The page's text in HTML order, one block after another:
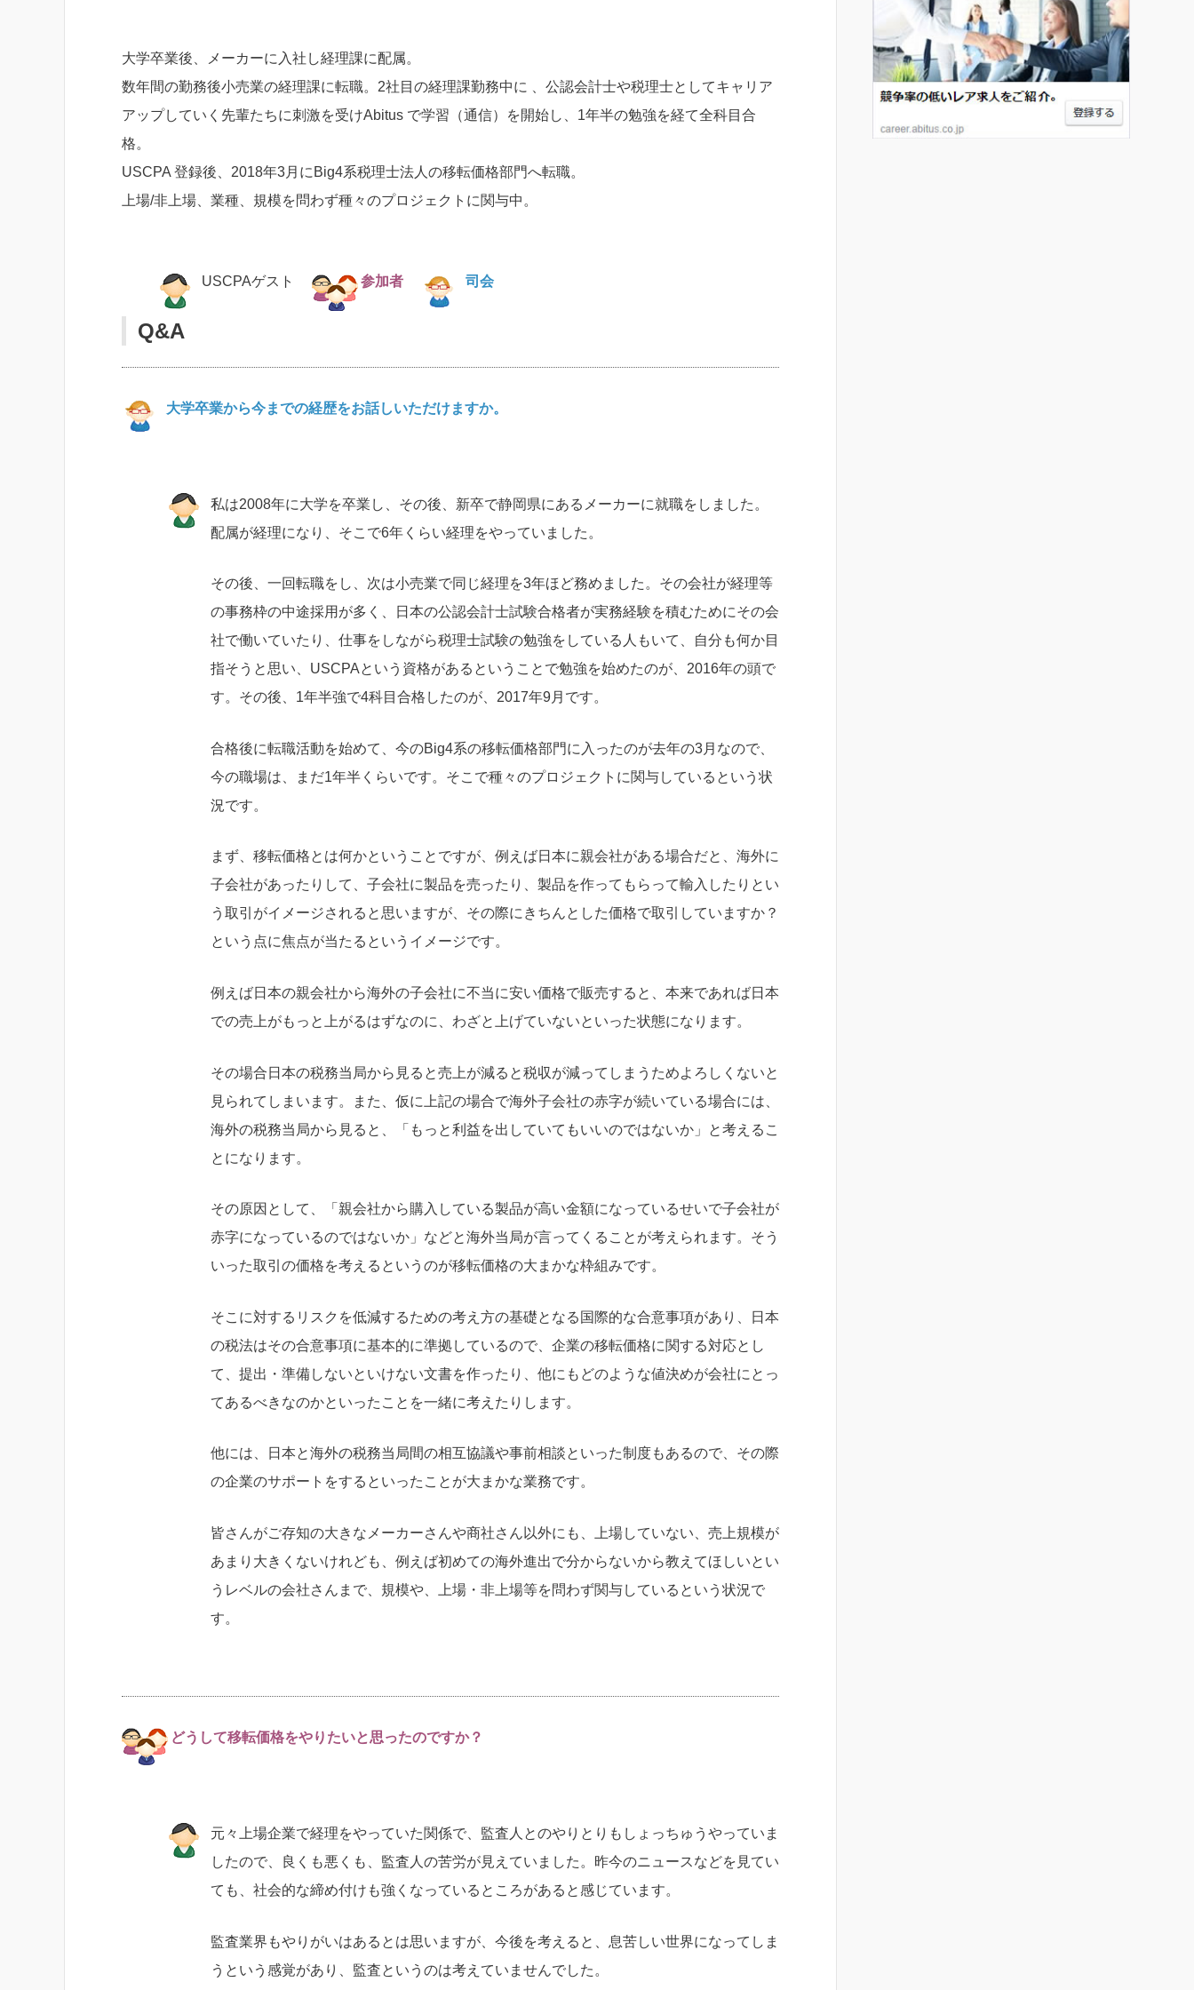
大学卒業後、メーカーに入社し経理課に配属。
数年間の勤務後小売業の経理課に転職。2社目の経理課勤務中に 、公認会計士や税理士としてキャリア
アップしていく先輩たちに刺激を受けAbitus で学習（通信）を開始し、1年半の勉強を経て全科目合
格。
USCPA 登録後、2018年3月にBig4系税理士法人の移転価格部門へ転職。
上場/非上場、業種、規模を問わず種々のプロジェクトに関与中。
USCPAゲスト 参加者 司会
Q&A
大学卒業から今までの経歴をお話しいただけますか。
私は2008年に大学を卒業し、その後、新卒で静岡県にあるメーカーに就職をしました。
配属が経理になり、そこで6年くらい経理をやっていました。
その後、一回転職をし、次は小売業で同じ経理を3年ほど務めました。その会社が経理等
の事務枠の中途採用が多く、日本の公認会計士試験合格者が実務経験を積むためにその会
社で働いていたり、仕事をしながら税理士試験の勉強をしている人もいて、自分も何か目
指そうと思い、USCPAという資格があるということで勉強を始めたのが、2016年の頭で
す。その後、1年半強で4科目合格したのが、2017年9月です。
合格後に転職活動を始めて、今のBig4系の移転価格部門に入ったのが去年の3月なので、
今の職場は、まだ1年半くらいです。そこで種々のプロジェクトに関与しているという状
況です。
まず、移転価格とは何かということですが、例えば日本に親会社がある場合だと、海外に
子会社があったりして、子会社に製品を売ったり、製品を作ってもらって輸入したりとい
う取引がイメージされると思いますが、その際にきちんとした価格で取引していますか？
という点に焦点が当たるというイメージです。
例えば日本の親会社から海外の子会社に不当に安い価格で販売すると、本来であれば日本
での売上がもっと上がるはずなのに、わざと上げていないといった状態になります。
その場合日本の税務当局から見ると売上が減ると税収が減ってしまうためよろしくないと
見られてしまいます。また、仮に上記の場合で海外子会社の赤字が続いている場合には、
海外の税務当局から見ると、「もっと利益を出していてもいいのではないか」と考えるこ
とになります。
その原因として、「親会社から購入している製品が高い金額になっているせいで子会社が
赤字になっているのではないか」などと海外当局が言ってくることが考えられます。そう
いった取引の価格を考えるというのが移転価格の大まかな枠組みです。
そこに対するリスクを低減するための考え方の基礎となる国際的な合意事項があり、日本
の税法はその合意事項に基本的に準拠しているので、企業の移転価格に関する対応とし
て、提出・準備しないといけない文書を作ったり、他にもどのような値決めが会社にとっ
てあるべきなのかといったことを一緒に考えたりします。
他には、日本と海外の税務当局間の相互協議や事前相談といった制度もあるので、その際
の企業のサポートをするといったことが大まかな業務です。
皆さんがご存知の大きなメーカーさんや商社さん以外にも、上場していない、売上規模が
あまり大きくないけれども、例えば初めての海外進出で分からないから教えてほしいとい
うレベルの会社さんまで、規模や、上場・非上場等を問わず関与しているという状況で
す。
どうして移転価格をやりたいと思ったのですか？
元々上場企業で経理をやっていた関係で、監査人とのやりとりもしょっちゅうやっていま
したので、良くも悪くも、監査人の苦労が見えていました。昨今のニュースなどを見てい
ても、社会的な締め付けも強くなっているところがあると感じています。
監査業界もやりがいはあるとは思いますが、今後を考えると、息苦しい世界になってしま
うという感覚があり、監査というのは考えていませんでした。